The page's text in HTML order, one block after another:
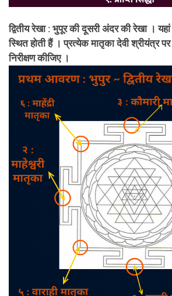
द्वितीय रेखा : भुपूर की दूसरी अंदर की रेखा ।
स्थित होती हैं । प्रत्येक मातृका देवी श्रीयंत्र
निरीक्षण कीजिए ।